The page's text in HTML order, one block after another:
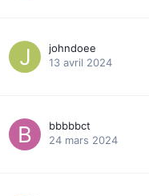
johndoee
13 avril 2024
bbbbbct
24 mars 2024